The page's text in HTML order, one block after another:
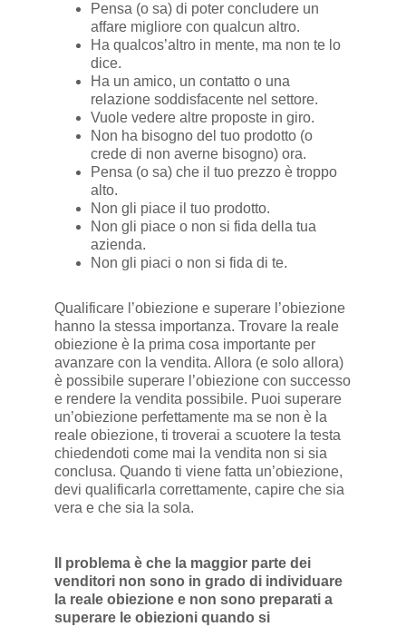
Pensa (o sa) di poter concludere un
affare migliore con qualcun altro.
Ha qualcos’altro in mente, ma non te lo
dice.
Ha un amico, un contatto o una
relazione soddisfacente nel settore.
Vuole vedere altre proposte in giro.
Non ha bisogno del tuo prodotto (o
crede di non averne bisogno) ora.
Pensa (o sa) che il tuo prezzo è troppo
alto.
Non gli piace il tuo prodotto.
Non gli piace o non si fida della tua
azienda.
Non gli piaci o non si fida di te.
Qualificare l’obiezione e superare l’obiezione
hanno la stessa importanza. Trovare la reale
obiezione è la prima cosa importante per
avanzare con la vendita. Allora (e solo allora)
è possibile superare l’obiezione con successo
e rendere la vendita possibile. Puoi superare
un’obiezione perfettamente ma se non è la
reale obiezione, ti troverai a scuotere la testa
chiedendoti come mai la vendita non si sia
conclusa. Quando ti viene fatta un’obiezione,
devi qualificarla correttamente, capire che sia
vera e che sia la sola.
Il problema è che la maggior parte dei
venditori non sono in grado di individuare
la reale obiezione e non sono preparati a
superare le obiezioni quando si